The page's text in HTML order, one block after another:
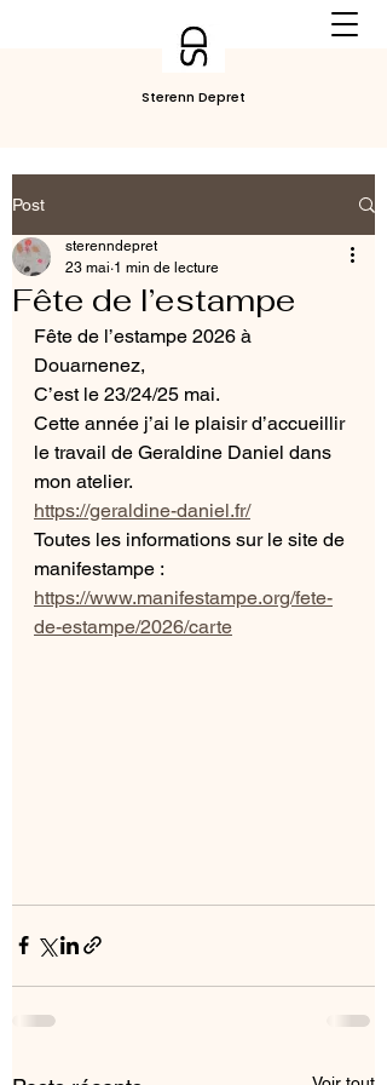
Sterenn Depret
Post
Fête de l’estampe
sterenndepret
23 mai 1 min de lecture
Fête de l’estampe 2026 à
Douarnenez,
C’est le 23/24/25 mai.
Cette année j’ai le plaisir d’accueillir
le travail de Geraldine Daniel dans
mon atelier.
https://geraldine-daniel.fr/
Toutes les informations sur le site de
manifestampe :
https://www.manifestampe.org/fete-
de-estampe/2026/carte